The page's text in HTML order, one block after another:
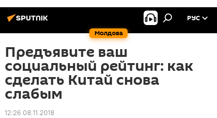
Молдова
РУС
Предъявите ваш
социальный рейтинг: как
сделать Китай снова
слабым
12:26 08.11.2018